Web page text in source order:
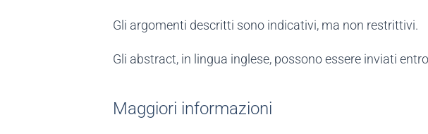
Gli argomenti descritti sono indicativi, ma non restrittivi.
Gli abstract, in lingua inglese, possono essere inviati
Maggiori informazioni